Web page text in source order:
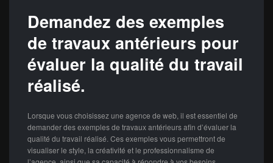
Demandez des exemples
de travaux antérieurs pour
évaluer la qualité du travail
réalisé.
Lorsque vous choisissez une agence de web, il est essentiel de
demander des exemples de travaux antérieurs afin d’évaluer la
qualité du travail réalisé. Ces exemples vous permettront de
visualiser le style, la créativité et le professionnalisme de